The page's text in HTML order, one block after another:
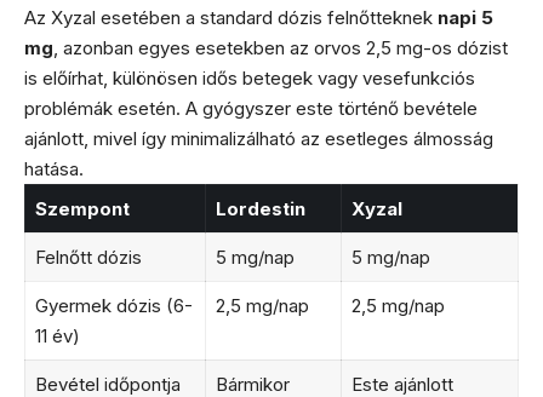
Az Xyzal esetében a standard dózis felnőtteknek napi 5
mg, azonban egyes esetekben az orvos 2,5 mg-os dózist
is előírhat, különösen idős betegek vagy vesefunkciós
problémák esetén. A gyógyszer este történő bevétele
ajánlott, mivel így minimalizálható az esetleges álmosság
hatása.
Szempont
Lordestin Xyzal
Felnőtt dózis 5 mg/nap 5 mg/nap
Gyermek dózis (6-
11 év)
2,5 mg/nap 2,5 mg/nap
Bevétel időpontja Bármikor Este ajánlott